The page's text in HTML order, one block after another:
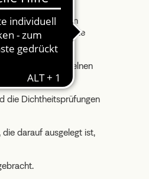
– vom ersten
und echte
jedes einzelnen
die Dichtheitsprüfungen
darauf ausgelegt ist,